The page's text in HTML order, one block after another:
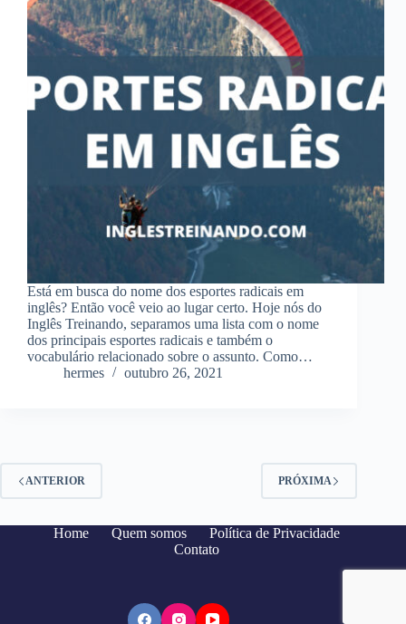
Está em busca do nome dos esportes radicais em
inglês? Então você veio ao lugar certo. Hoje nós do
Inglês Treinando, separamos uma lista com o nome
dos principais esportes radicais e também o
vocabulário relacionado sobre o assunto. Como…
hermes
outubro 26, 2021
ANTERIOR PRÓXIMA
Home Quem somos
Política de Privacidade
Contato